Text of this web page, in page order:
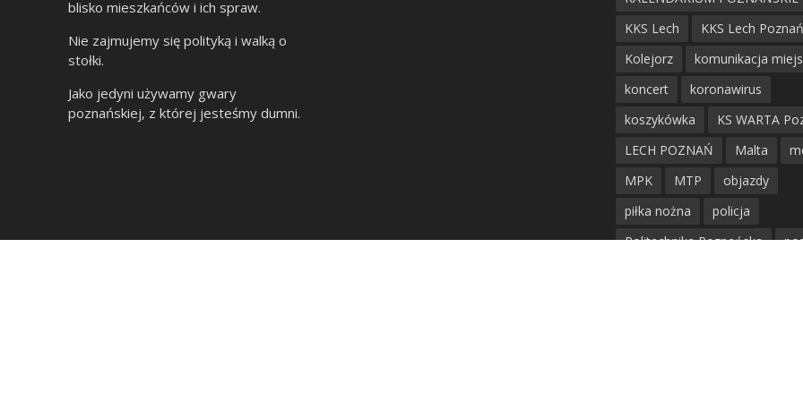
blisko mieszkańców i ich spraw.
Nie zajmujemy się polityką i walką o
stołki.
Jako jedyni używamy gwary
poznańskiej, z której jesteśmy dumni.
KKS Lech
KKS Lech Poznań
Kolejorz
komunikacja
koncert
koronawirus
koszykówka
KS WARTA
LECH POZNAŃ
Malta
MPK
MTP
objazdy
piłka nożna
policja
Politechnika Poznańska